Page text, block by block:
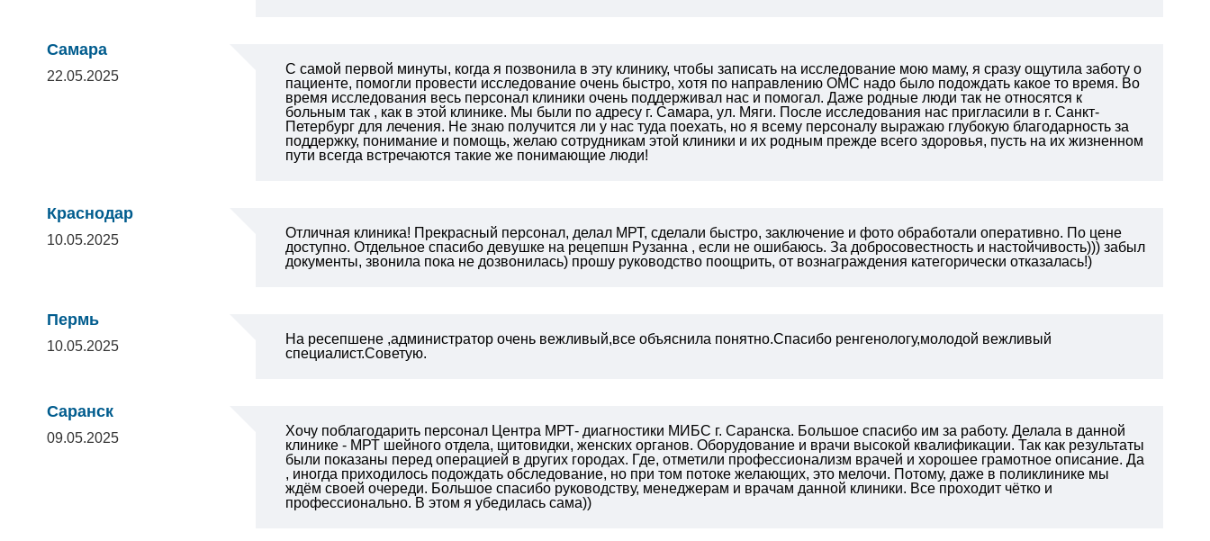
Самара
22.05.2025
С самой первой минуты, когда я позвонила в эту клинику, чтобы записать на исследование мою маму, я сразу ощутила заботу о
пациенте, помогли провести исследование очень быстро, хотя по направлению ОМС надо было подождать какое то время. Во
время исследования весь персонал клиники очень поддерживал нас и помогал. Даже родные люди так не относятся к
больным так , как в этой клинике. Мы были по адресу г. Самара, ул. Мяги. После исследования нас пригласили в г. Санкт-
Петербург для лечения. Не знаю получится ли у нас туда поехать, но я всему персоналу выражаю глубокую благодарность за
поддержку, понимание и помощь, желаю сотрудникам этой клиники и их родным прежде всего здоровья, пусть на их жизненном
пути всегда встречаются такие же понимающие люди!
Краснодар
10.05.2025
Отличная клиника! Прекрасный персонал, делал МРТ, сделали быстро, заключение и фото обработали оперативно. По цене
доступно. Отдельное спасибо девушке на рецепшн Рузанна , если не ошибаюсь. За добросовестность и настойчивость))) забыл
документы, звонила пока не дозвонилась) прошу руководство поощрить, от вознаграждения категорически отказалась!)
Пермь
10.05.2025
На ресепшене ,администратор очень вежливый,все объяснила понятно.Спасибо ренгенологу,молодой вежливый
специалист.Советую.
Саранск
09.05.2025
Хочу поблагодарить персонал Центра МРТ- диагностики МИБС г. Саранска. Большое спасибо им за работу. Делала в данной
клинике - МРТ шейного отдела, щитовидки, женских органов. Оборудование и врачи высокой квалификации. Так как результаты
были показаны перед операцией в других городах. Где, отметили профессионализм врачей и хорошее грамотное описание. Да
, иногда приходилось подождать обследование, но при том потоке желающих, это мелочи. Потому, даже в поликлинике мы
ждём своей очереди. Большое спасибо руководству, менеджерам и врачам данной клиники. Все проходит чётко и
профессионально. В этом я убедилась сама))